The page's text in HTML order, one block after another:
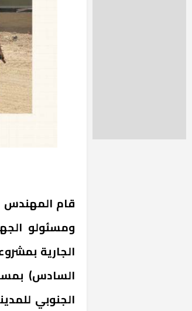
قام المهندس
ومسئولو
الجارية
الجنوبي